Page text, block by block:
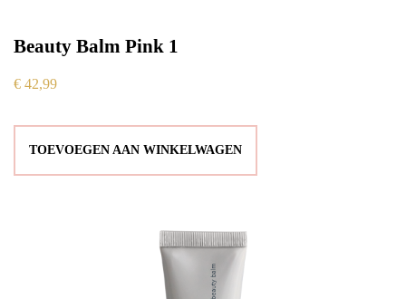
Beauty Balm Pink 1
€ 42,99
TOEVOEGEN AAN WINKELWAGEN